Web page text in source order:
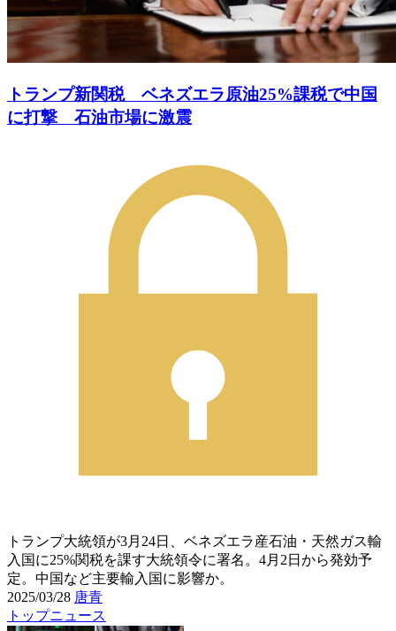
トランプ新関税 ベネズエラ原油25%課税で中国
に打撃 石油市場に激震
トランプ大統領が3月24日、ベネズエラ産石油・天然ガス輸
入国に25%関税を課す大統領令に署名。4月2日から発効予
定。中国など主要輸入国に影響か。
2025/03/28 唐青
トップニュース